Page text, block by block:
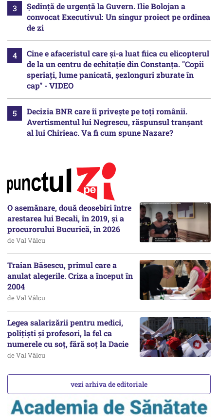
Ședință de urgență la Guvern. Ilie Bolojan a
convocat Executivul: Un singur proiect pe ordinea
de zi
Cine e afaceristul care și-a luat fiica cu elicopterul
de la un centru de echitație din Constanța. "Copii
speriați, lume panicată, șezlonguri zburate în
cap" - VIDEO
Decizia BNR care îi privește pe toți românii.
Avertismentul lui Negrescu, răspunsul tranșant
al lui Chirieac. Va fi cum spune Nazare?
O asemănare, două deosebiri între
arestarea lui Becali, în 2019, și a
procurorului Bucurică, în 2026
de Val Vâlcu
Traian Băsescu, primul care a
anulat alegerile. Criza a început în
2004
de Val Vâlcu
Legea salarizării pentru medici,
polițiști și profesori, la fel ca
numerele cu soț, fără soț la Dacie
de Val Vâlcu
vezi arhiva de editoriale